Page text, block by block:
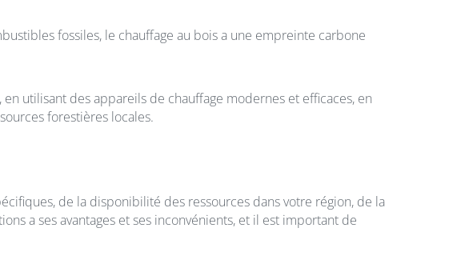
fossiles, le chauffage au bois a une empreinte carbone
utilisant des appareils de chauffage modernes et efficaces, en
forestières locales.
de la disponibilité des ressources dans votre région, de la
a ses avantages et ses inconvénients, et il est important de